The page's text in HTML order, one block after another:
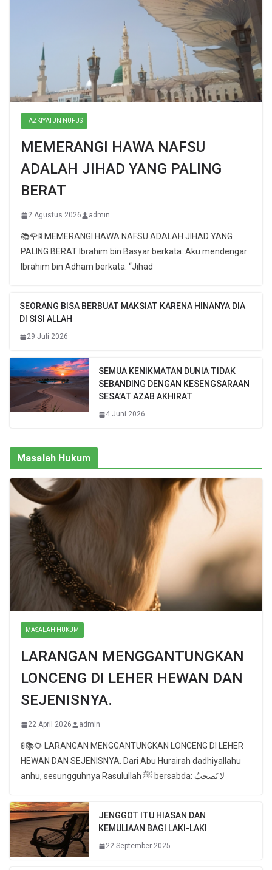
TAZKIYATUN NUFUS
MEMERANGI HAWA NAFSU
ADALAH JIHAD YANG PALING
BERAT
2 Agustus 2026 admin
📚🌹🚦 MEMERANGI HAWA NAFSU ADALAH JIHAD YANG
PALING BERAT Ibrahim bin Basyar berkata: Aku mendengar
Ibrahim bin Adham berkata: “Jihad
SEORANG BISA BERBUAT MAKSIAT KARENA HINANYA DIA
DI SISI ALLAH
29 Juli 2026
SEMUA KENIKMATAN DUNIA TIDAK
SEBANDING DENGAN KESENGSARAAN
SESA’AT AZAB AKHIRAT
4 Juni 2026
Masalah Hukum
MASALAH HUKUM
LARANGAN MENGGANTUNGKAN
LONCENG DI LEHER HEWAN DAN
SEJENISNYA.
22 April 2026 admin
🚦📚🌻 LARANGAN MENGGANTUNGKAN LONCENG DI LEHER
HEWAN DAN SEJENISNYA. Dari Abu Hurairah dadhiyallahu
anhu, sesungguhnya Rasulullah ﷺ bersabda: لا تَصحبُ
JENGGOT ITU HIASAN DAN
KEMULIAAN BAGI LAKI-LAKI
22 September 2025